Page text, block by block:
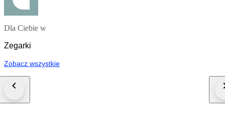
Dla Ciebie w
Zegarki
Zobacz wszystkie